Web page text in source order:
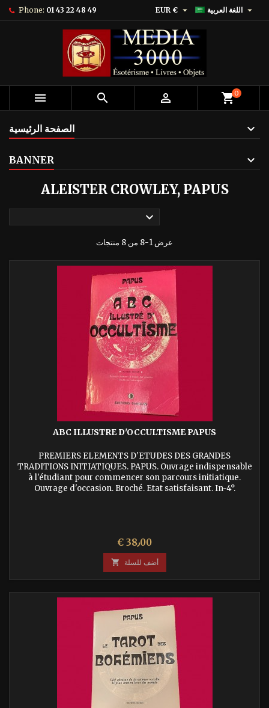
Phone: 01 43 22 48 49 اللغة العربية 
EUR € 
   shopping_cart0
الصفحة الرئيسية
BANNER
ALEISTER CROWLEY, PAPUS

عرض 1-8 من 8 منتجات
ABC ILLUSTRE D'OCCULTISME PAPUS
PREMIERS ELEMENTS D'ETUDES DES GRANDES
TRADITIONS INITIATIQUES. PAPUS. Ouvrage indispensable
à l'étudiant pour commencer son parcours initiatique.
Ouvrage d'occasion. Broché. Etat satisfaisant. In-4°.
السعر€ 38٫00
 أضف للسلة